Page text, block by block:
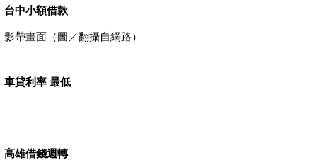
台中小額借款
影帶畫面（圖／翻攝自網路）
車貸利率 最低
高雄借錢週轉